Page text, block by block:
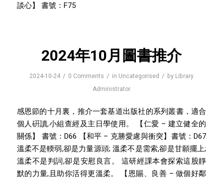
談心】 書號：F75
2024年10月圖書推介
2024-10-24 / 0 Comments / in Uncategorised / by Library
Administrator
感恩節的十月裏，推介一套基道出版社的系列叢書，適合
個人硏讀,小組查經及主日學使用。 【仁愛 – 建立健全的
關係】 書號：D66 【和平 – 克勝愛慮與衝突】書號：D67
溫柔不是輭弱,卻是力量源頭; 溫柔不是需索,卻是甘願擺上;
溫柔不是判詞,卻是安慰良言。 這研經課本會探索這股靜
默的力量,且助你活得更溫柔。 【恩賜、良善 – 做個好鄰